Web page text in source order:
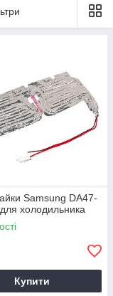
підбору деталі.
Samsung DA47-
холодильника
Купити